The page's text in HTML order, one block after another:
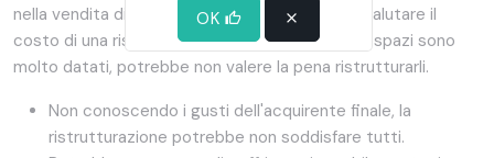
nella vendita di una proprietà. È fondamentale valutare il
costo di una ristrutturazione, perché se questi spazi sono
molto datati, potrebbe non valere la pena ristrutturarli.
Non conoscendo i gusti dell'acquirente finale, la
ristrutturazione potrebbe non soddisfare tutti.
OK